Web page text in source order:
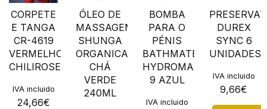
CORPETE
E TANGA
CR-4619
VERMELHO
CHILIROSE
24,66€
IVA incluido
ÓLEO DE
MASSAGEM
SHUNGA
ORGANICA
CHÁ
VERDE
240ML
BOMBA
PARA O
PÉNIS
BATHMATE
HYDROMAX
9 AZUL
IVA incluido
DUREX
SYNC 6
UNIDADES
9,66€
IVA incluido